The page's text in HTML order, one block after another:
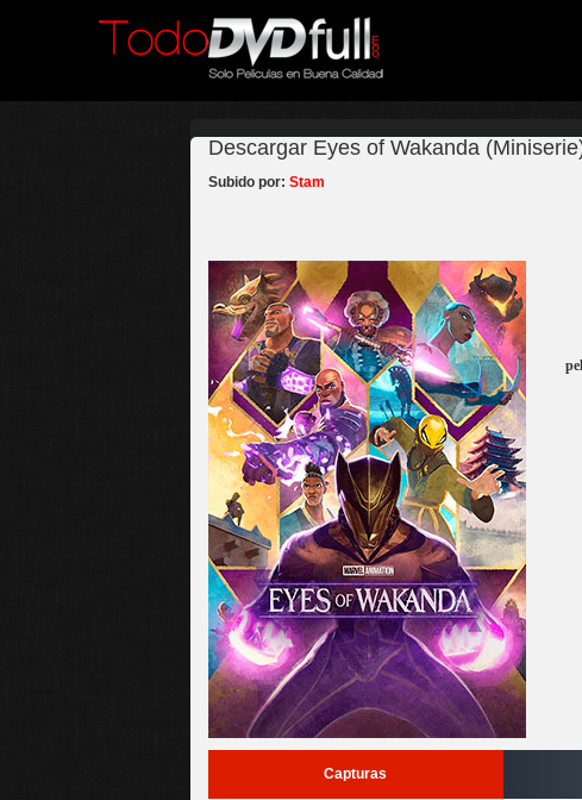
Descargar Eyes of Wakanda
Subido por: Stam
Capturas